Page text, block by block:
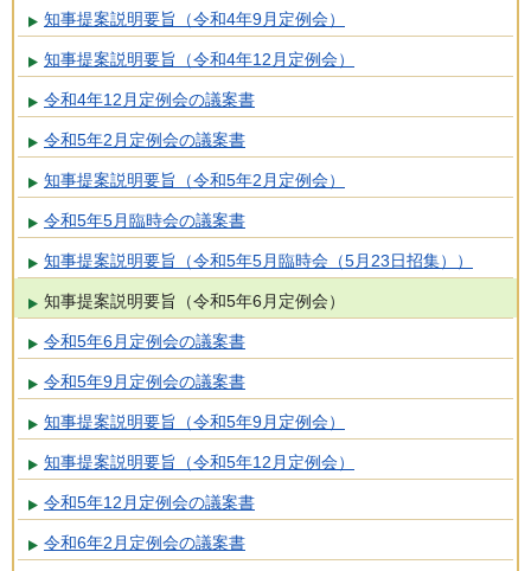
知事提案説明要旨（令和4年9月定例会）
知事提案説明要旨（令和4年12月定例会）
令和4年12月定例会の議案書
令和5年2月定例会の議案書
知事提案説明要旨（令和5年2月定例会）
令和5年5月臨時会の議案書
知事提案説明要旨（令和5年5月臨時会（5月23日招集））
知事提案説明要旨（令和5年6月定例会）
令和5年6月定例会の議案書
令和5年9月定例会の議案書
知事提案説明要旨（令和5年9月定例会）
知事提案説明要旨（令和5年12月定例会）
令和5年12月定例会の議案書
令和6年2月定例会の議案書